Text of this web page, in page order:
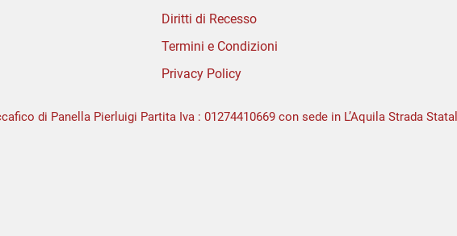
Diritti di Recesso
Termini e Condizioni
Privacy Policy
di Panella Pierluigi Partita Iva : 01274410669 con sede in L’Aquila Strada